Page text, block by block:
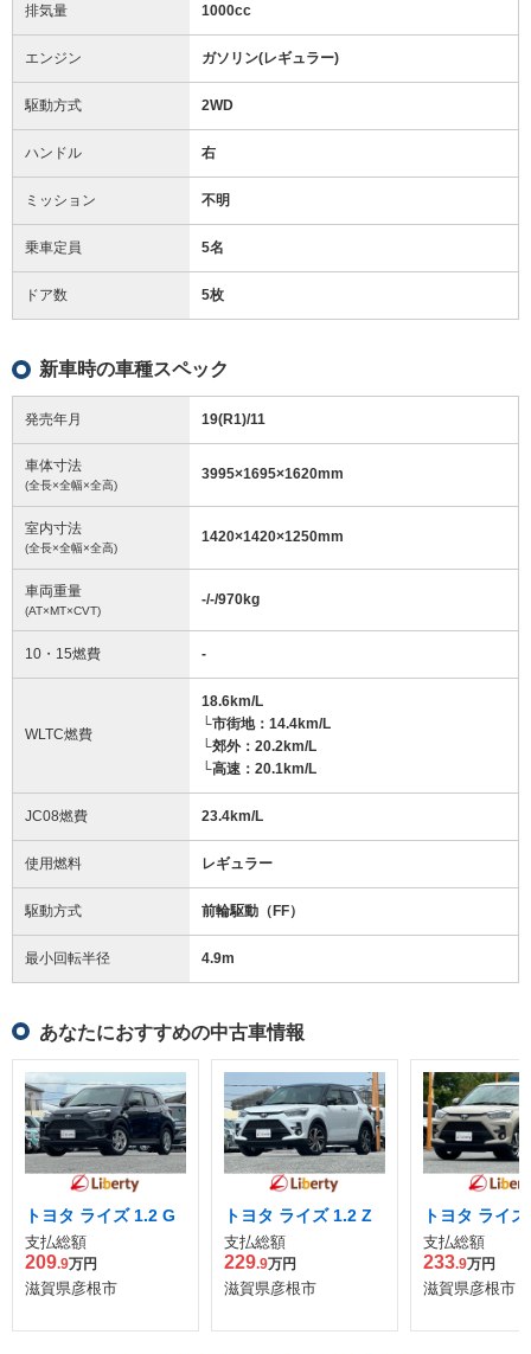
排気量 1000cc
エンジン ガソリン(レギュラー)
駆動方式 2WD
ハンドル 右
ミッション 不明
乗車定員 5名
ドア数 5枚
新車時の車種スペック
発売年月 19(R1)/11
車体寸法
(全長×全幅×全高)
3995×1695×1620mm
室内寸法
(全長×全幅×全高)
1420×1420×1250mm
車両重量
(AT×MT×CVT)
-/-/970kg
10・15燃費 -
WLTC燃費
18.6km/L
└市街地：14.4km/L
└郊外：20.2km/L
└高速：20.1km/L
JC08燃費 23.4km/L
使用燃料 レギュラー
駆動方式 前輪駆動（FF）
最小回転半径 4.9m
あなたにおすすめの中古車情報
トヨタ ライズ 1.2 G
支払総額
209.9万円
滋賀県彦根市
トヨタ ライズ 1.2 Z
支払総額
229.9万円
滋賀県彦根市
トヨタ ライ
支払総額
233.9万円
滋賀県彦根市